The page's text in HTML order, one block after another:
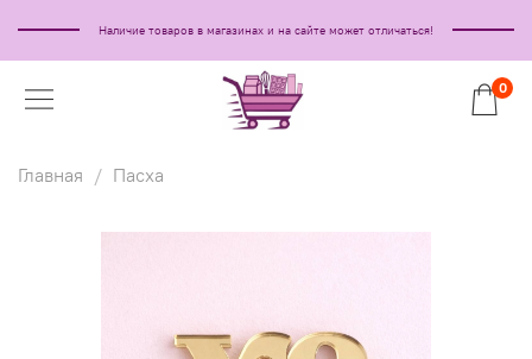
Наличие товаров в магазинах и на сайте может отличаться!
0
Главная Пасха